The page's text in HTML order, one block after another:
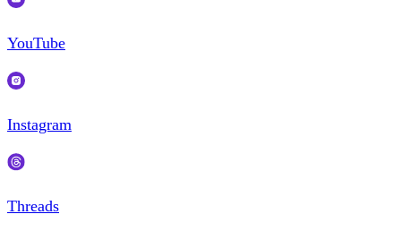
YouTube
Instagram
Threads